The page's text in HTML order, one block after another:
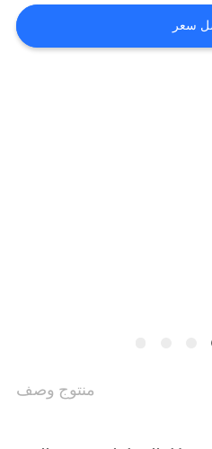
سعر
منتوج وصف